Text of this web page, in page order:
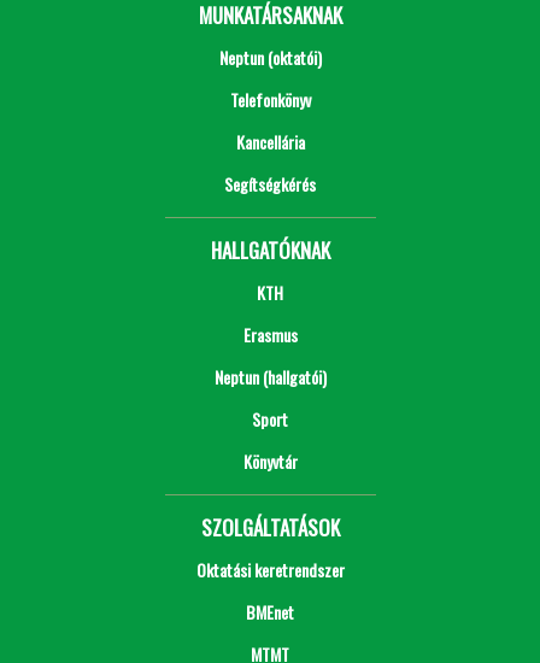
MUNKATÁRSAKNAK
Neptun (oktatói)
Telefonkönyv
Kancellária
Segítségkérés
HALLGATÓKNAK
KTH
Erasmus
Neptun (hallgatói)
Sport
Könyvtár
SZOLGÁLTATÁSOK
Oktatási keretrendszer
BMEnet
MTMT